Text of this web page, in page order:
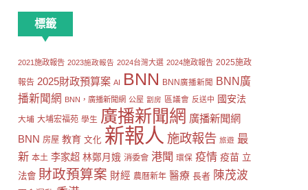
標籤
2021施政報告 2023施政報告 2024台灣大選 2024施政報告 2025施政
報告 2025財政預算案 AI BNN BNN廣播新聞
BNN廣
播新聞網 BNN，廣播新聞網 公屋 劏房 區議會 反送中 國安法
大埔 大埔宏福苑 學生 廣播新聞網 廣播新聞網
BNN 房屋 教育 文化 新報人 施政報告 旅遊 最
新 本土 李家超 林鄭月娥 消委會 港聞 環保 疫情 疫苗 立
法會 財政預算案 財經 農曆新年 醫療 長者 陳茂波